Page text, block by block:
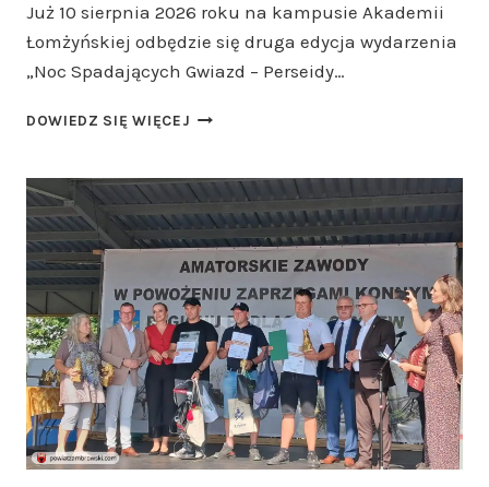
Już 10 sierpnia 2026 roku na kampusie Akademii
Łomżyńskiej odbędzie się druga edycja wydarzenia
„Noc Spadających Gwiazd – Perseidy…
DOWIEDZ SIĘ WIĘCEJ PERSEIDY
ŁOMŻY.
NOC
SPADAJĄCYCH
GWIAZD,
TELESKOPY
I
KOSMICZNE
ATRAKCJE
NA
KAMPUSIE
AKADEMII
ŁOMŻYŃSKIEJ